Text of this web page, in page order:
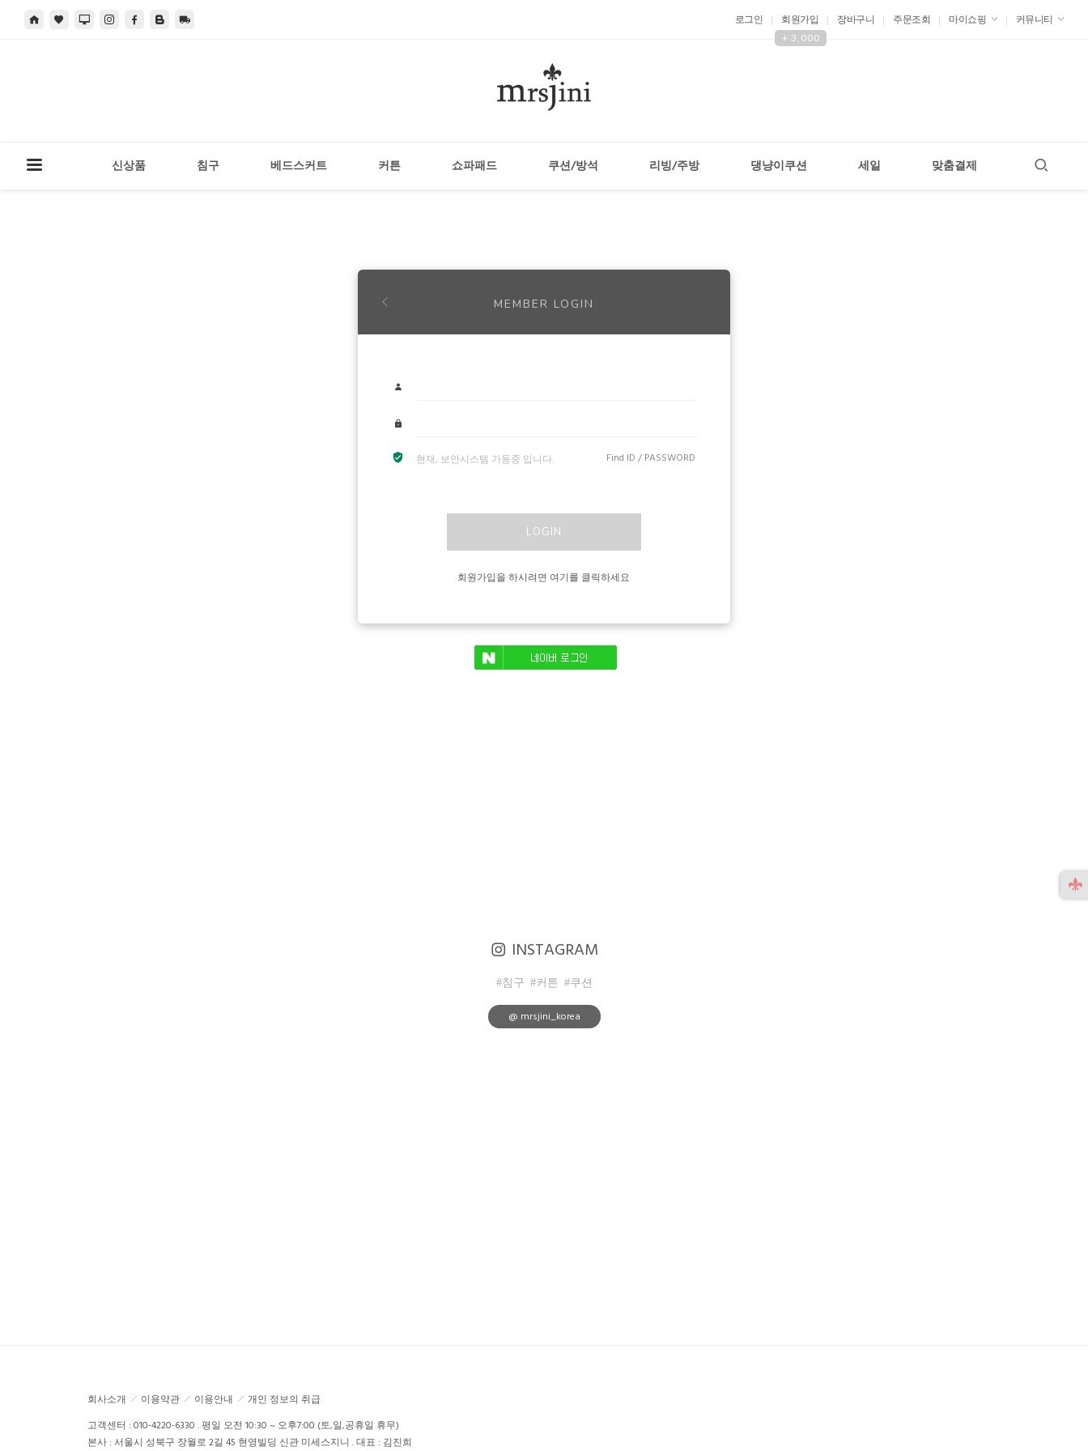
로그인 회원가입
+ 3,000
장바구니 주문조회 마이쇼핑 커뮤니티
신상품 침구 베드스커트 커튼 쇼파패드 쿠션/방석 리빙/주방 댕냥이쿠션 세일 맞춤결제
MEMBER LOGIN
현재, 보안시스템 가동중 입니다. Find ID / PASSWORD
LOGIN
회원가입을 하시려면 여기를 클릭하세요
INSTAGRAM
#침구 #커튼 #쿠션
@ mrsjini_korea
회사소개 이용약관 이용안내
개인 정보의 취급
고객센터 : 010-4220-6330 . 평일 오전 10:30 ~ 오후7:00 (토,일,공휴일 휴무)
본사 : 서울시 성북구 장월로 2길 45 현영빌딩 신관 미세스지니 . 대표 : 김진희